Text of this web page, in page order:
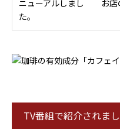
お
TV番組で紹介されまし